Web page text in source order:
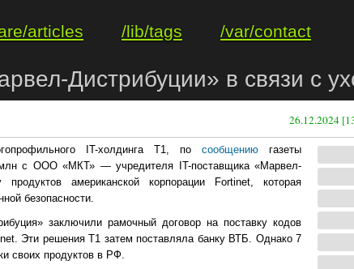
articles /lib/tags /var/contact
Дистрибуции» в связи с
26.12.2024
IT-холдинга Т1, по сообщениюгазеты
млн с ООО «МКТ» — учредителя IT-поставщика «Марвел-
американской корпорации Fortinet, которая
безопасности.
заключили рамочный договор на поставку кодов
Эти решения Т1 затем поставляла банку ВТБ. Однако 7
своих продуктов в РФ.